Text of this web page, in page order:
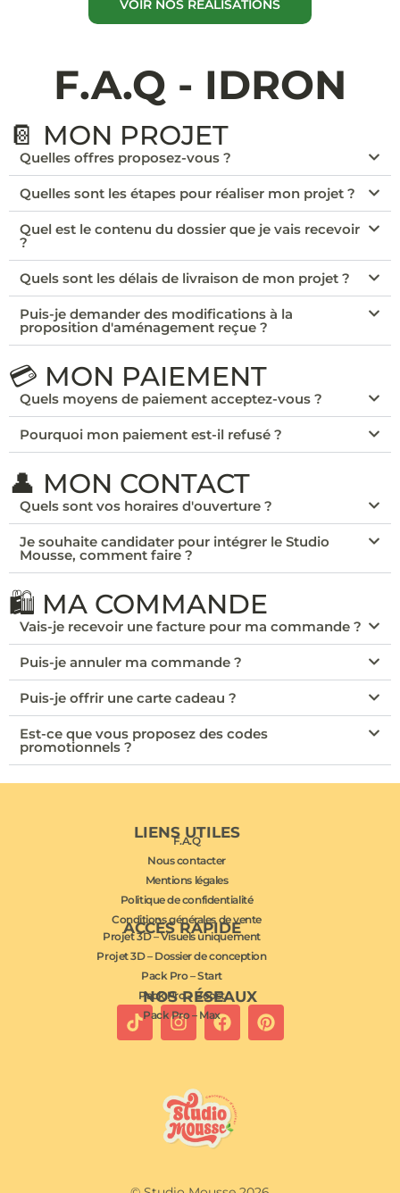
VOIR NOS RÉALISATIONS
F.A.Q - IDRON
📔 MON PROJET
Quelles offres proposez-vous ?
Quelles sont les étapes pour réaliser mon projet ?
Quel est le contenu du dossier que je vais recevoir
?
Quels sont les délais de livraison de mon projet ?
Puis-je demander des modifications à la
proposition d'aménagement reçue ?
💳 MON PAIEMENT
Quels moyens de paiement acceptez-vous ?
Pourquoi mon paiement est-il refusé ?
👤 MON CONTACT
Quels sont vos horaires d'ouverture ?
Je souhaite candidater pour intégrer le Studio
Mousse, comment faire ?
🛍️ MA COMMANDE
Vais-je recevoir une facture pour ma commande ?
Puis-je annuler ma commande ?
Puis-je offrir une carte cadeau ?
Est-ce que vous proposez des codes
promotionnels ?
NOS RÉSEAUX
ACCÈS RAPIDE
Projet 3D – Visuels uniquement
Projet 3D – Dossier de conception
Pack Pro – Start
Pack Pro – Boost
Pack Pro – Max
LIENS UTILES
F.A.Q
Nous contacter
Mentions légales
Politique de confidentialité
Conditions générales de vente